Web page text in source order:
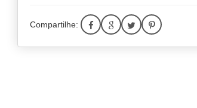
Compartilhe: